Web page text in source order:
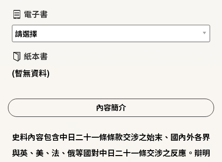
電子書
紙本書
(暫無資料)
內容簡介
史料內容包含中日二十一條條款交涉之始末、國內外各界
與英、美、法、俄等國對中日二十一條交涉之反應。辯明